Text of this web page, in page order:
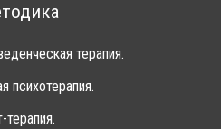
терапия.
психотерапия.
терапия.